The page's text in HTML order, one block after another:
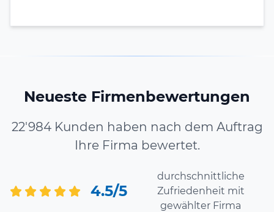
Neueste Firmenbewertungen
22'984 Kunden haben nach dem Auftrag
Ihre Firma bewertet.
4.5/5
durchschnittliche
Zufriedenheit mit
gewählter Firma